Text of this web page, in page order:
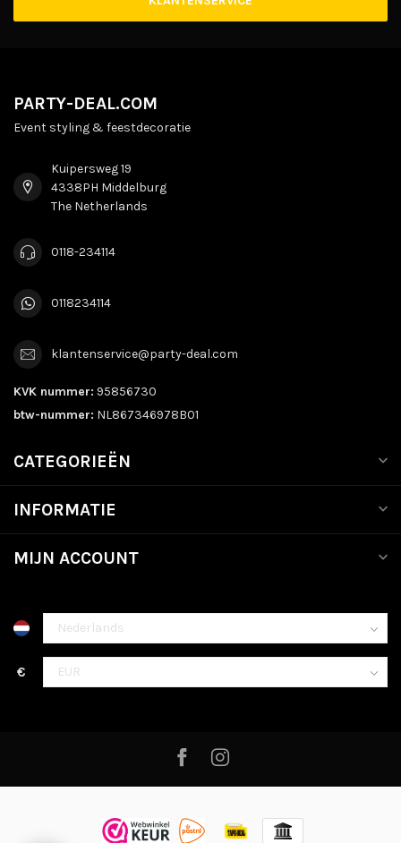
PARTY-DEAL.COM
Event styling & feestdecoratie
Kuipersweg 19
4338PH Middelburg
The Netherlands
0118-234114
0118234114
klantenservice@party-deal.com
KVK nummer: 95856730
btw-nummer: NL867346978B01
CATEGORIEËN
INFORMATIE
MIJN ACCOUNT
€